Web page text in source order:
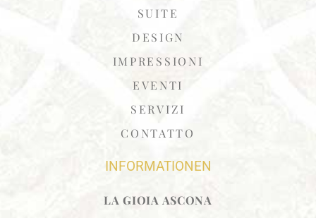
SUITE
DESIGN
IMPRESSIONI
EVENTI
SERVIZI
CONTATTO
INFORMATIONEN
LA GIOIA ASCONA